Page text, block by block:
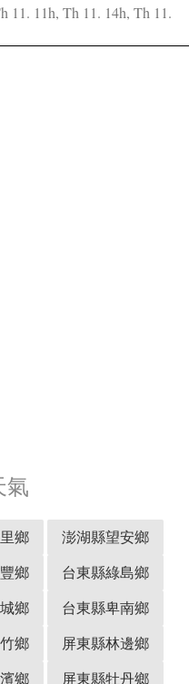
11. 11h, Th 11. 14h, Th 11.
氣
鄉
澎湖縣望安鄉
鄉
台東縣綠島鄉
鄉
台東縣卑南鄉
鄉
屏東縣林邊鄉
鄉 屏東縣牡丹鄉